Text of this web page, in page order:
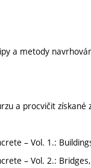
a metody
a procvičit získané
– Vol. 1.:
– Vol. 2.: